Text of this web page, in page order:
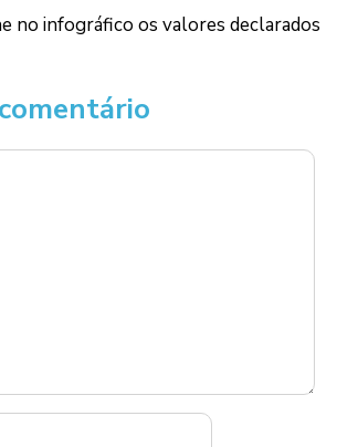
no infográfico os valores declarados